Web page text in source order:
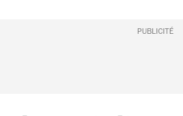
PUBLICITÉ